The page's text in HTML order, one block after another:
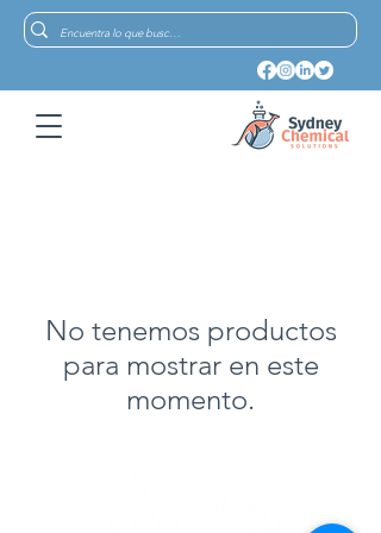
No tenemos productos
para mostrar en este
momento.